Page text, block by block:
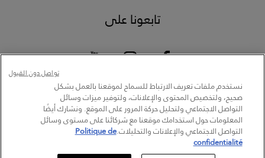
تابعونا على
سياسة الخصوصية
Cookie Settings
تحديد متجر
www.vichy.com
نستخدم ملفات تعريف الارتباط للسماح لموقعنا بالعمل بشكل
صحيح، ولتخصيص المحتوى والإعلانات، ولتوفير ميزات وسائل
التواصل الاجتماعي ولتحليل حركة المرور على الموقع. ونشارك أيضًا
المعلومات حول استخدامك موقعنا مع شركائنا على مستوى وسائل
التواصل الاجتماعي والإعلانات والتحليلات.Politique de
confidentialité
تواصل دون القبول